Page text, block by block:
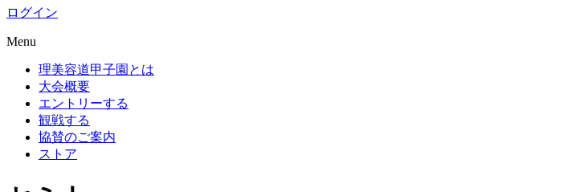
ログイン
Menu
理美容道甲子園とは
大会概要
エントリーする
観戦する
協賛のご案内
ストア